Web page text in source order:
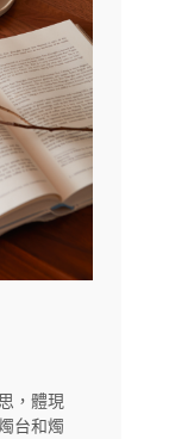
，體現
台和燭